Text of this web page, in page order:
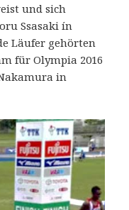
und sich
Ssasaki ín
Läufer gehörten
für Olympia 2016
in